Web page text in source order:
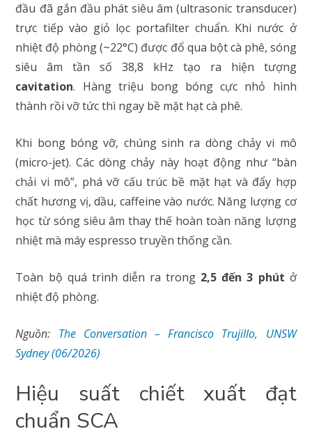
đầu đã gắn đầu phát siêu âm (ultrasonic transducer)
trực tiếp vào giỏ lọc portafilter chuẩn. Khi nước ở
nhiệt độ phòng (~22°C) được đổ qua bột cà phê, sóng
siêu âm tần số 38,8 kHz tạo ra hiện tượng
cavitation. Hàng triệu bong bóng cực nhỏ hình
thành rồi vỡ tức thì ngay bề mặt hạt cà phê.
Khi bong bóng vỡ, chúng sinh ra dòng chảy vi mô
(micro-jet). Các dòng chảy này hoạt động như “bàn
chải vi mô”, phá vỡ cấu trúc bề mặt hạt và đẩy hợp
chất hương vị, dầu, caffeine vào nước. Năng lượng cơ
học từ sóng siêu âm thay thế hoàn toàn năng lượng
nhiệt mà máy espresso truyền thống cần.
Toàn bộ quá trình diễn ra trong 2,5 đến 3 phút ở
nhiệt độ phòng.
Nguồn: The Conversation – Francisco Trujillo, UNSW
Sydney (06/2026)
Hiệu suất chiết xuất đạt
chuẩn SCA